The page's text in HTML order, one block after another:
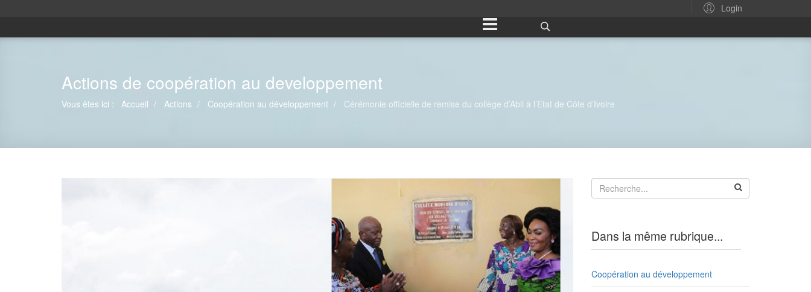
Login
Actions de coopération au developpement
Vous êtes ici : Accueil Actions Coopération au développement Cérémonie officielle de remise du collège d’Abli à l’Etat de Côte d’Ivoire
Dans la même rubrique...
Coopération au développement